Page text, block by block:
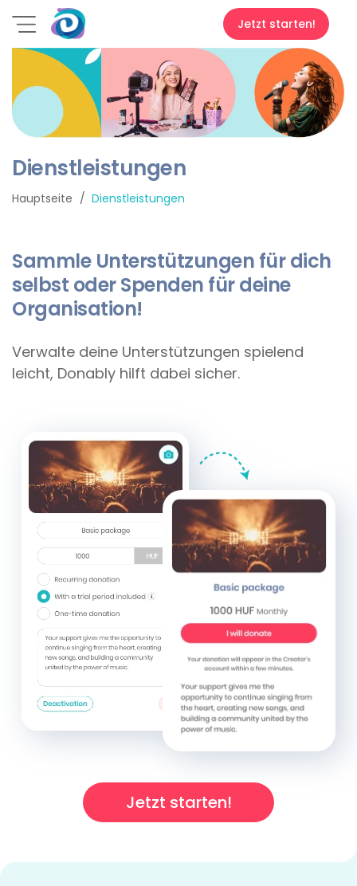
Jetzt starten!
Dienstleistungen
Hauptseite Dienstleistungen
Sammle Unterstützungen für dich
selbst oder Spenden für deine
Organisation!
Verwalte deine Unterstützungen spielend
leicht, Donably hilft dabei sicher.
Jetzt starten!